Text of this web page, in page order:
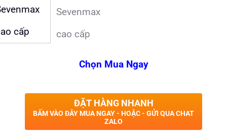
Chọn Mua Ngay
ĐẶT HÀNG NHANH
BẤM VÀO ĐÂY MUA NGAY - HOẶC - GỬI QUA CHAT
ZALO